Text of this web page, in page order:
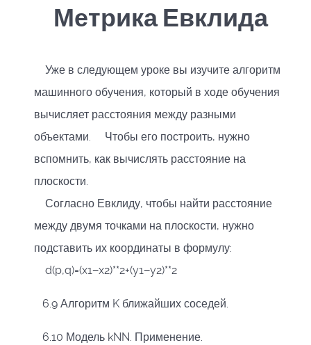
Метрика Евклида
Уже в следующем уроке вы изучите алгоритм
машинного обучения, который в ходе обучения
вычисляет расстояния между разными
объектами. Чтобы его построить, нужно
вспомнить, как вычислять расстояние на
плоскости.
Согласно Евклиду, чтобы найти расстояние
между двумя точками на плоскости, нужно
подставить их координаты в формулу:
d(p,q)=(x1−x2)**2+(y1−y2)**2
6.9 Алгоритм K ближайших соседей.
6.10 Модель kNN. Применение.